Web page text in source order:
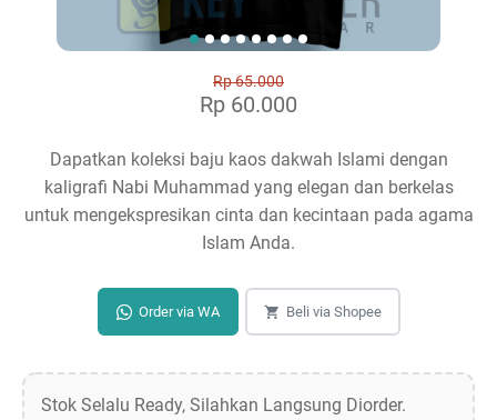
Rp 65.000
Rp 60.000
Dapatkan koleksi baju kaos dakwah Islami dengan
kaligrafi Nabi Muhammad yang elegan dan berkelas
untuk mengekspresikan cinta dan kecintaan pada agama
Islam Anda.
Order via WA Beli via Shopee
Stok Selalu Ready, Silahkan Langsung Diorder.